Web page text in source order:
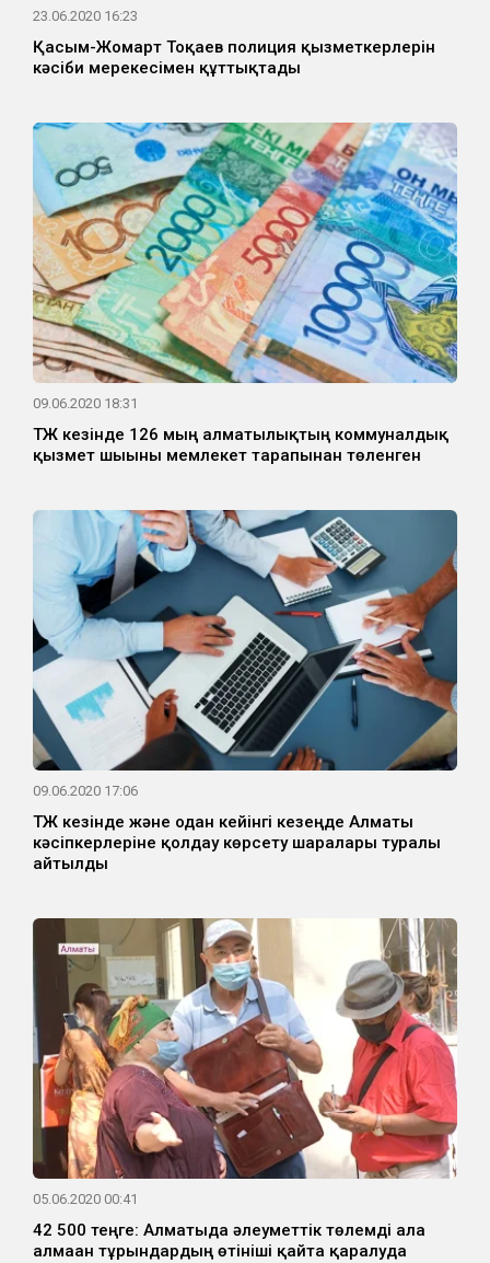
23.06.2020 16:23
Қасым-Жомарт Тоқаев полиция қызметкерлерін
кәсіби мерекесімен құттықтады
09.06.2020 18:31
ТЖ кезінде 126 мың алматылықтың коммуналдық
қызмет шығыны мемлекет тарапынан төленген
09.06.2020 17:06
ТЖ кезінде және одан кейінгі кезеңде Алматы
кәсіпкерлеріне қолдау көрсету шаралары туралы
айтылды
05.06.2020 00:41
42 500 теңге: Алматыда әлеуметтік төлемді ала
алмаған тұрғындардың өтініші қайта қаралуда